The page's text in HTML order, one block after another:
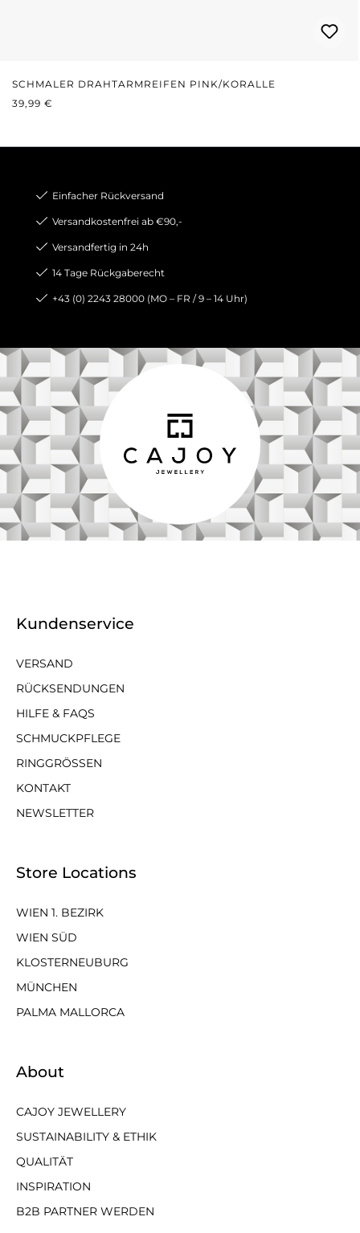
SCHMALER DRAHTARMREIFEN PINK/KORALLE
REGULÄRER PREIS:
39,99 €
Einfacher Rückversand
Versandkostenfrei ab €90,-
Versandfertig in 24h
14 Tage Rückgaberecht
+43 (0) 2243 28000 (MO – FR / 9 – 14 Uhr)
Kundenservice
VERSAND
RÜCKSENDUNGEN
HILFE & FAQS
SCHMUCKPFLEGE
RINGGRÖSSEN
KONTAKT
NEWSLETTER
Store Locations
WIEN 1. BEZIRK
WIEN SÜD
KLOSTERNEUBURG
MÜNCHEN
PALMA MALLORCA
About
CAJOY JEWELLERY
SUSTAINABILITY & ETHIK
QUALITÄT
INSPIRATION
B2B PARTNER WERDEN